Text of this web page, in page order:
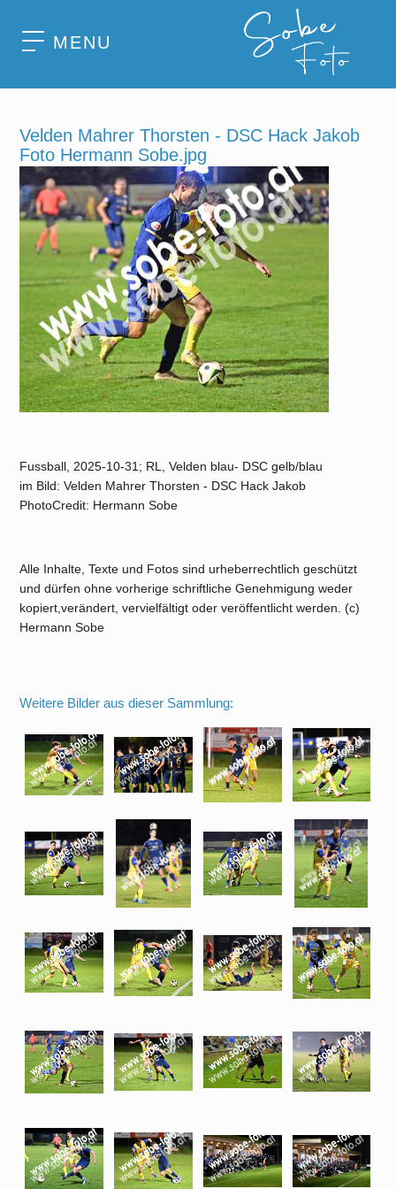
MENU
Velden Mahrer Thorsten - DSC Hack Jakob
Foto Hermann Sobe.jpg
Fussball, 2025-10-31; RL, Velden blau- DSC gelb/blau
im Bild: Velden Mahrer Thorsten - DSC Hack Jakob
PhotoCredit: Hermann Sobe
Alle Inhalte, Texte und Fotos sind urheberrechtlich geschützt
und dürfen ohne vorherige schriftliche Genehmigung weder
kopiert,verändert, vervielfältigt oder veröffentlicht werden. (c)
Hermann Sobe
Weitere Bilder aus dieser Sammlung: